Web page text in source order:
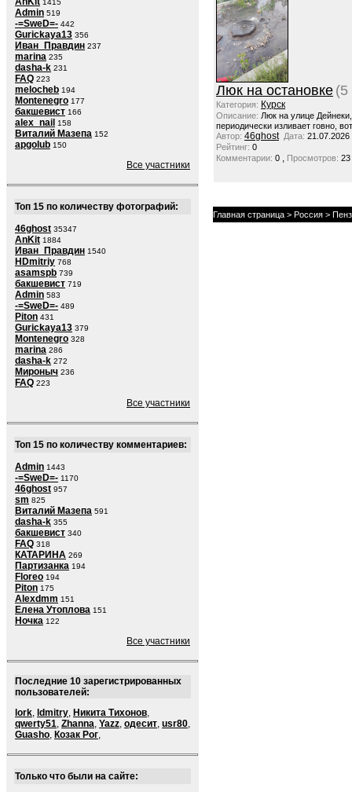
1415
Admin 519
-=SweD=- 442
Gurickaya13 356
Иван_Правдин 237
marina 235
dasha-k 231
FAQ 223
melocheb 194
Montenegro 177
бакшевист 166
alex_nail 158
Виталий Мазепа 152
apgolub 150
Все участники
Топ 15 по количеству фотографий:
46ghost 35347
AnKit 1884
Иван_Правдин 1540
HDmitriy 768
asamspb 739
бакшевист 719
Admin 583
-=SweD=- 489
Piton 431
Gurickaya13 379
Montenegro 328
marina 286
dasha-k 272
Мироныч 236
FAQ 223
Все участники
Топ 15 по количеству комментариев:
Admin 1443
-=SweD=- 1170
46ghost 957
sm 825
Виталий Мазепа 591
dasha-k 355
бакшевист 340
FAQ 318
КАТАРИНА 269
Партизанка 194
Floreo 194
Piton 175
Alexdmm 151
Елена Утоплова 151
Ночка 122
Все участники
Последние 10 зарегистрированных
пользователей:
lork, ldmitry, Никита Тихонов,
qwerty51, Zhanna, Yazz, одесит, usr80,
Guasho, Козак Рог,
Только что были на сайте:
Люк на остановке (5
Категория: Курск
Описание: Люк на улице
периодически изливает говно,
Автор: 46ghost Дата: 21.07.2026
Рейтинг: 0
Комментарии: 0 , Просмотров: 23
Главная страница > Россия >